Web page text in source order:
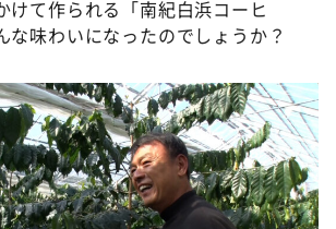
けて作られる「南紀白浜コーヒ
な味わいになったのでしょうか？